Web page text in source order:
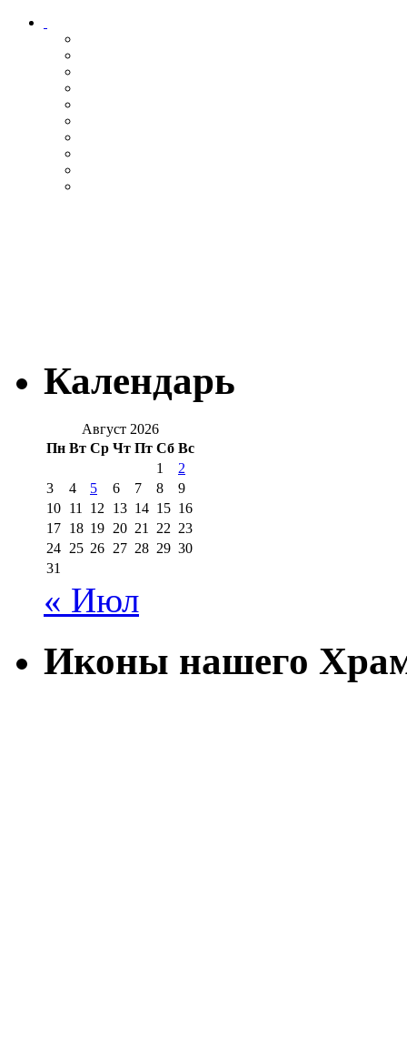
Календарь
Август 2026
Пн Вт Ср Чт Пт Сб Вс
1
2
3
4 5 6 7 8
9
10 11 12 13 14 15 16
17 18 19 20 21 22 23
24 25 26 27 28 29 30
31
« Июл
Иконы нашего